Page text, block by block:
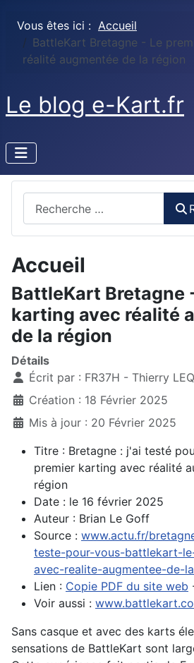
Vous êtes ici : Accueil
BattleKart Bretagne - Le
réalité augmentée de la région
Le blog e-Kart.fr
Accueil
BattleKart Bretagne
karting avec réalité
de la région
Détails
Écrit par : FR37H - Thierry
Création : 18 Février 2025
Mis à jour : 20 Février 2025
Titre : Bretagne : j'ai testé
premier karting avec réalité
région
Date : le 16 février 2025
Auteur : Brian Le Goff
Source : www.actu.fr/
teste-pour-vous-battlekart-
avec-realite-augmentee-de-
Lien : Copie PDF du site web
Voir aussi :
Sans casque et avec des karts
sensations de BattleKart sont